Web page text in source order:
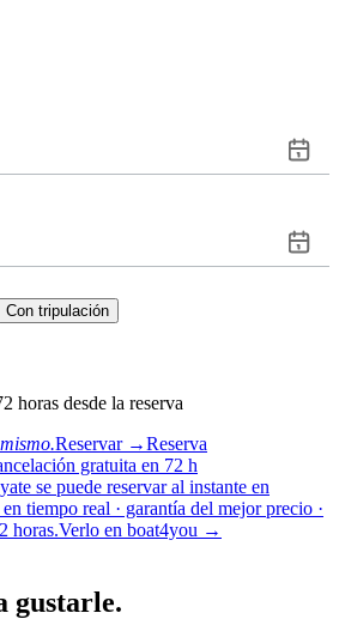
Con tripulación
horas desde la reserva
mismo.Reservar →Reserva
gratuita en 72 h
se puede reservar al instante en
tiempo real · garantía del mejor precio ·
horas.Verlo en boat4you →
gustarle.